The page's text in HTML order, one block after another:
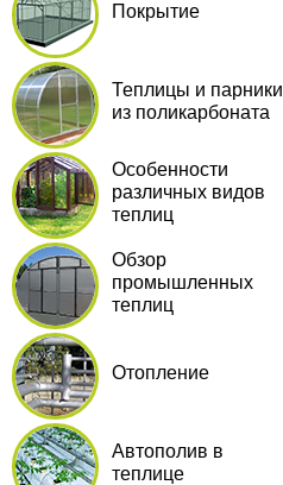
Покрытие
Теплицы и парники
из поликарбоната
Особенности
различных видов
теплиц
Обзор
промышленных
теплиц
Отопление
Автополив в
теплице